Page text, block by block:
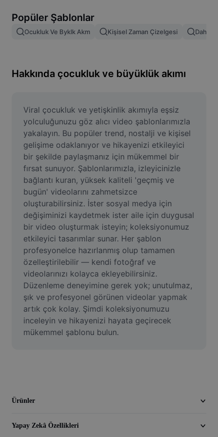
Resim birleştirme
Resmi Yeniden Boyutlandırma
Mizah Görseli Oluşturucu
AI Text Remover
AI People Remover
AI Inpainting
Face Cutout
Video
Video arka planını kaldırma
Kaliteyi artır
Video Düzenleyici
Videoyu Kesme
Videoya Yazı Ekleme
Popüler Şablonlar
Ocukluk Ve Byklk Akm Kişisel Zaman Çizelgesi Daha
Hakkında çocukluk ve büyüklük akımı
Viral çocukluk ve yetişkinlik akımıyla eşsiz
yolculuğunuzu göz alıcı video şablonlarımızla
yakalayın. Bu popüler trend, nostalji ve kişisel
gelişime odaklanıyor ve hikayenizi etkileyici
bir şekilde paylaşmanız için mükemmel bir
fırsat sunuyor. Şablonlarımızla, izleyicinizle
bağlantı kuran, yüksek kaliteli 'geçmiş ve
bugün' videolarını zahmetsizce
oluşturabilirsiniz. İster sosyal medya için
değişiminizi kaydetmek ister aile için duygusal
bir video oluşturmak isteyin; koleksiyonumuz
etkileyici tasarımlar sunar. Her şablon
profesyonelce hazırlanmış olup tamamen
özelleştirilebilir — kendi fotoğraf ve
videolarınızı kolayca ekleyebilirsiniz.
Düzenleme deneyimine gerek yok; unutulmaz,
şık ve profesyonel görünen videolar yapmak
artık çok kolay. Şimdi koleksiyonumuzu
inceleyin ve hikayenizi hayata geçirecek
mükemmel şablonu bulun.
Ürünler
Yapay Zekâ Özellikleri